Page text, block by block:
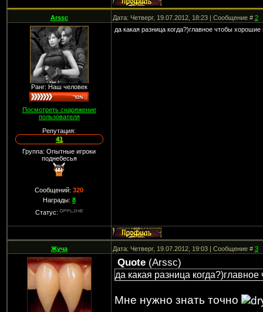
Arssc Дата: Четверг, 19.07.2012, 18:23 | Сообщение #2
Ранг: Наш человек
Посмотреть снаряжение
пользователя
Репутация:
41
Группа: Опытные игроки
поднебесья
Сообщений:320
Награды: 8
Статус:
да какая разница когда?)главное чтобы
Жуча Дата: Четверг, 19.07.2012, 19:03 | Сообщение #3
Quote(Arssc)
да какая разница
Мне нужно знать точно